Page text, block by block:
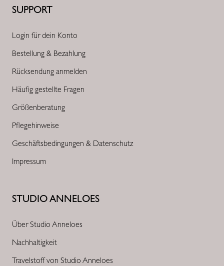
STUDIO ANNELOES
Über Studio Anneloes
Nachhaltigkeit
Travelstoff von Studio Anneloes
SUPPORT
Login für dein Konto
Bestellung & Bezahlung
Rücksendung anmelden
Häufig gestellte Fragen
Größenberatung
Pflegehinweise
Geschäftsbedingungen & Datenschutz
Impressum